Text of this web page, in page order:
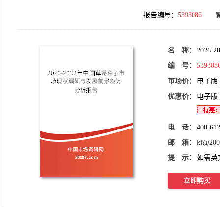
报告编号： 5393086
名 称： 2026-
编 号：
市场价： 电子版
优惠价： 电子版
电 话： 400-
邮 箱：
提 示： 如需英
立即购买